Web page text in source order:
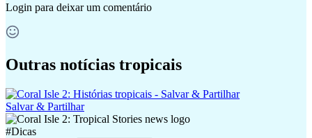
Login para deixar um comentário
Outras notícias tropicais
Salvar & Partilhar
#Dicas